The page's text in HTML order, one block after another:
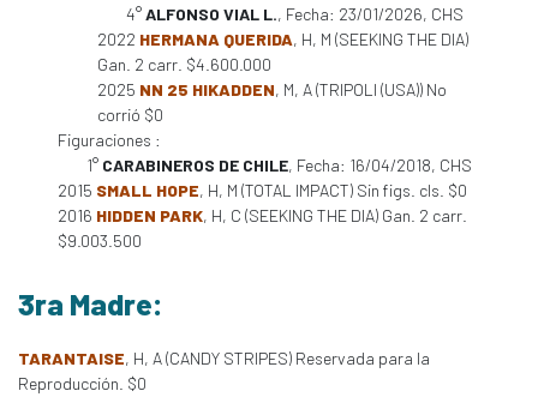
4°ALFONSO VIAL L., Fecha: 23/01/2026, CHS
2022 HERMANA QUERIDA, H, M (SEEKING THE DIA)
Gan. 2 carr. $4.600.000
2025 NN 25 HIKADDEN, M, A (TRIPOLI (USA)) No
corrió $0
Figuraciones :
1° CARABINEROS DE CHILE, Fecha: 16/04/2018, CHS
2015 SMALL HOPE, H, M (TOTAL IMPACT) Sin figs. cls. $0
2016 HIDDEN PARK, H, C (SEEKING THE DIA) Gan. 2 carr.
$9.003.500
3ra Madre:
TARANTAISE, H, A (CANDY STRIPES) Reservada para la
Reproducción. $0